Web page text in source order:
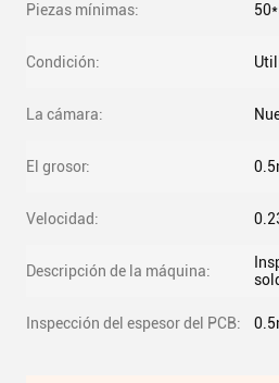
Piezas mínimas:
Condición:
La cámara:
El grosor:
Velocidad:
Descripción de la máquina:
Inspección del espesor del PCB: